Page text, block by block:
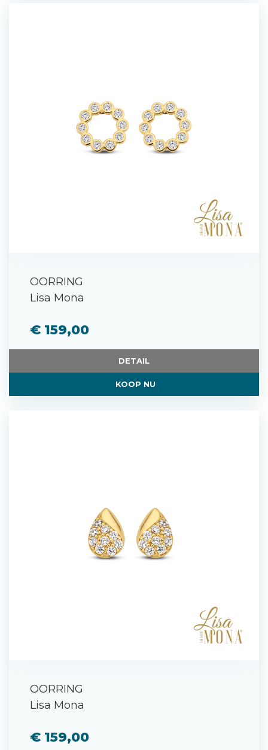
OORRING
Lisa Mona
€ 159,00
DETAIL
KOOP NU
OORRING
Lisa Mona
€ 159,00